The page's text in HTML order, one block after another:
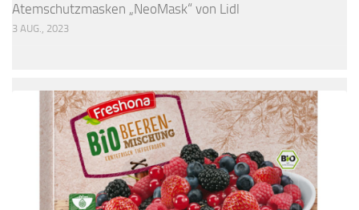
Atemschutzmasken „NeoMask“ von Lidl
3 AUG., 2023